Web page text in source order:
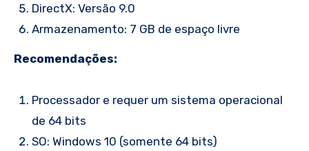
DirectX: Versão 9.0
Armazenamento: 7 GB de espaço livre
Recomendações:
Processador e requer um sistema operacional
de 64 bits
SO: Windows 10 (somente 64 bits)